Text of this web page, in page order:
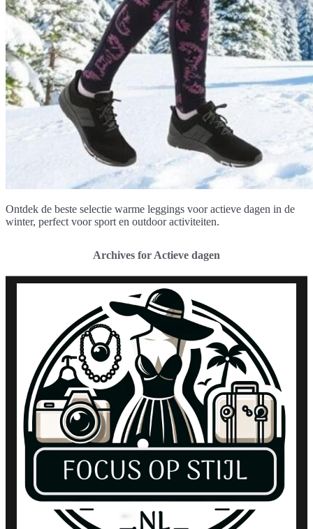
Ontdek de beste selectie warme leggings voor actieve dagen in de
winter, perfect voor sport en outdoor activiteiten.
Archives for Actieve dagen